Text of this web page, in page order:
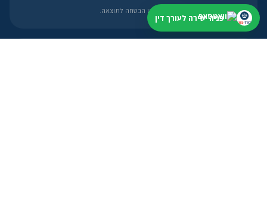
בלי להציג מידע כללי כייעוץ אישי או הבטחה לתוצאה.
פניה ישירה לעורך דין